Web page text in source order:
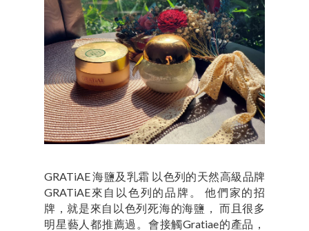
GRATiAE 海鹽及乳霜 以色列的天然高級品牌
GRATiAE來自以色列的品牌。 他們家的招
牌，就是來自以色列死海的海鹽， 而且很多
明星藝人都推薦過。會接觸Gratiae的產品，